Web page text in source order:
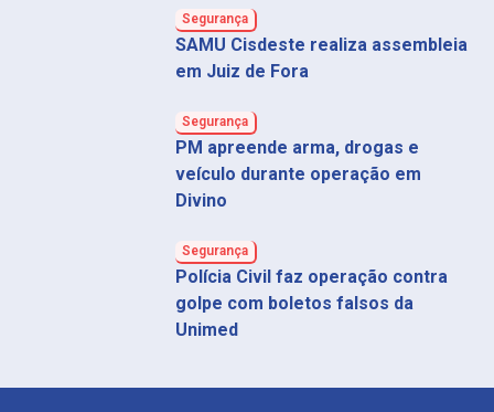
Segurança
SAMU Cisdeste realiza assembleia
em Juiz de Fora
Segurança
PM apreende arma, drogas e
veículo durante operação em
Divino
Segurança
Polícia Civil faz operação contra
golpe com boletos falsos da
Unimed